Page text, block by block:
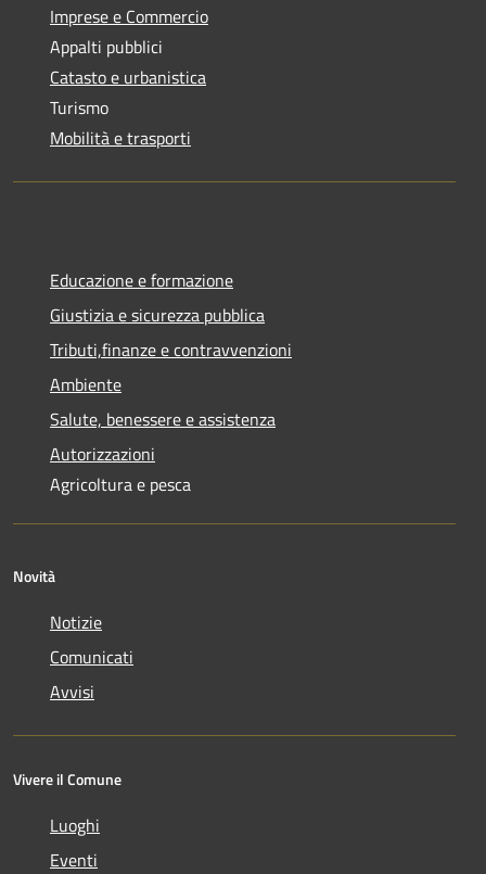
Imprese e Commercio
Appalti pubblici
Catasto e urbanistica
Turismo
Mobilità e trasporti
Educazione e formazione
Giustizia e sicurezza pubblica
Tributi,finanze e contravvenzioni
Ambiente
Salute, benessere e assistenza
Autorizzazioni
Agricoltura e pesca
Novità
Notizie
Comunicati
Avvisi
Vivere il Comune
Luoghi
Eventi